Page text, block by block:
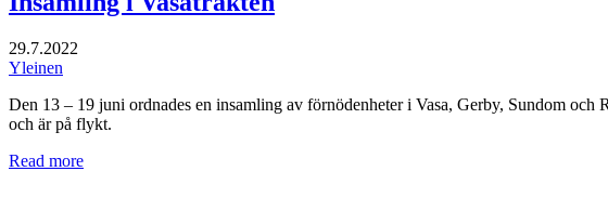
29.7.2022
Yleinen
Den 13 – 19 juni ordnades en insamling av förnödenheter i Vasa, Gerby, Sundom
och är på flykt.
Read more